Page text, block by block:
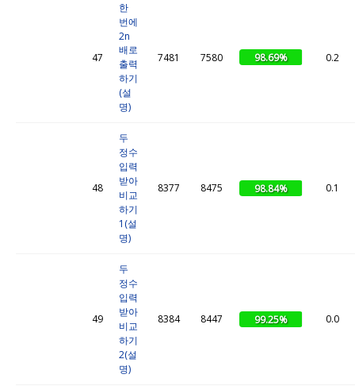
47
한
번에
2n
배로
출력
하기
(설
명)
7481 7580 98.69% 0.2
48
두
정수
입력
받아
비교
하기
1(설
명)
8377 8475 98.84% 0.1
49
두
정수
입력
받아
비교
하기
2(설
명)
8384 8447 99.25% 0.0